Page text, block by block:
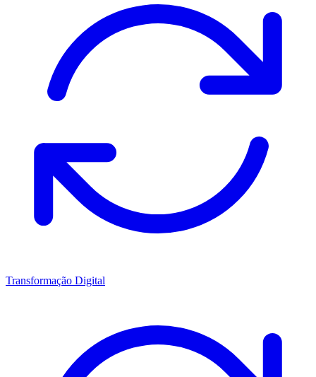
Transformação Digital